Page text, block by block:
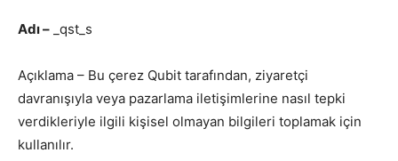
Adı – _qst_s
Açıklama – Bu çerez Qubit tarafından, ziyaretçi
davranışıyla veya pazarlama iletişimlerine nasıl tepki
verdikleriyle ilgili kişisel olmayan bilgileri toplamak için
kullanılır.